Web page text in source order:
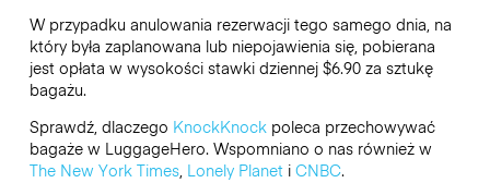
W przypadku anulowania rezerwacji tego samego dnia, na
który była zaplanowana lub niepojawienia się, pobierana
jest opłata w wysokości stawki dziennej $6.90 za sztukę
bagażu.
Sprawdź, dlaczego KnockKnockpoleca przechowywać
bagaże w LuggageHero. Wspomniano o nas również w
The New York Times, Lonely Planeti CNBC.